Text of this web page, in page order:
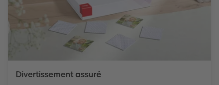
Divertissement assuré